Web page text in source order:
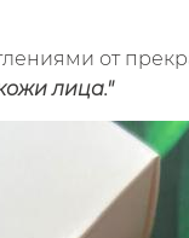
от
лица."